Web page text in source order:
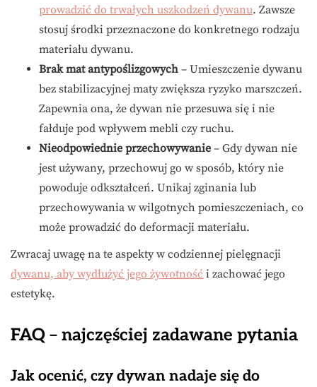
prowadzić do trwałych uszkodzeń dywanu. Zawsze
stosuj środki przeznaczone do konkretnego rodzaju
materiału dywanu.
Brak mat antypoślizgowych – Umieszczenie dywanu
bez stabilizacyjnej maty zwiększa ryzyko marszczeń.
Zapewnia ona, że dywan nie przesuwa się i nie
fałduje pod wpływem mebli czy ruchu.
Nieodpowiednie przechowywanie – Gdy dywan nie
jest używany, przechowuj go w sposób, który nie
powoduje odkształceń. Unikaj zginania lub
przechowywania w wilgotnych pomieszczeniach, co
może prowadzić do deformacji materiału.
Zwracaj uwagę na te aspekty w codziennej pielęgnacji
dywanu, aby wydłużyć jego żywotność i zachować jego
estetykę.
FAQ – najczęściej zadawane pytania
Jak ocenić, czy dywan nadaje się do